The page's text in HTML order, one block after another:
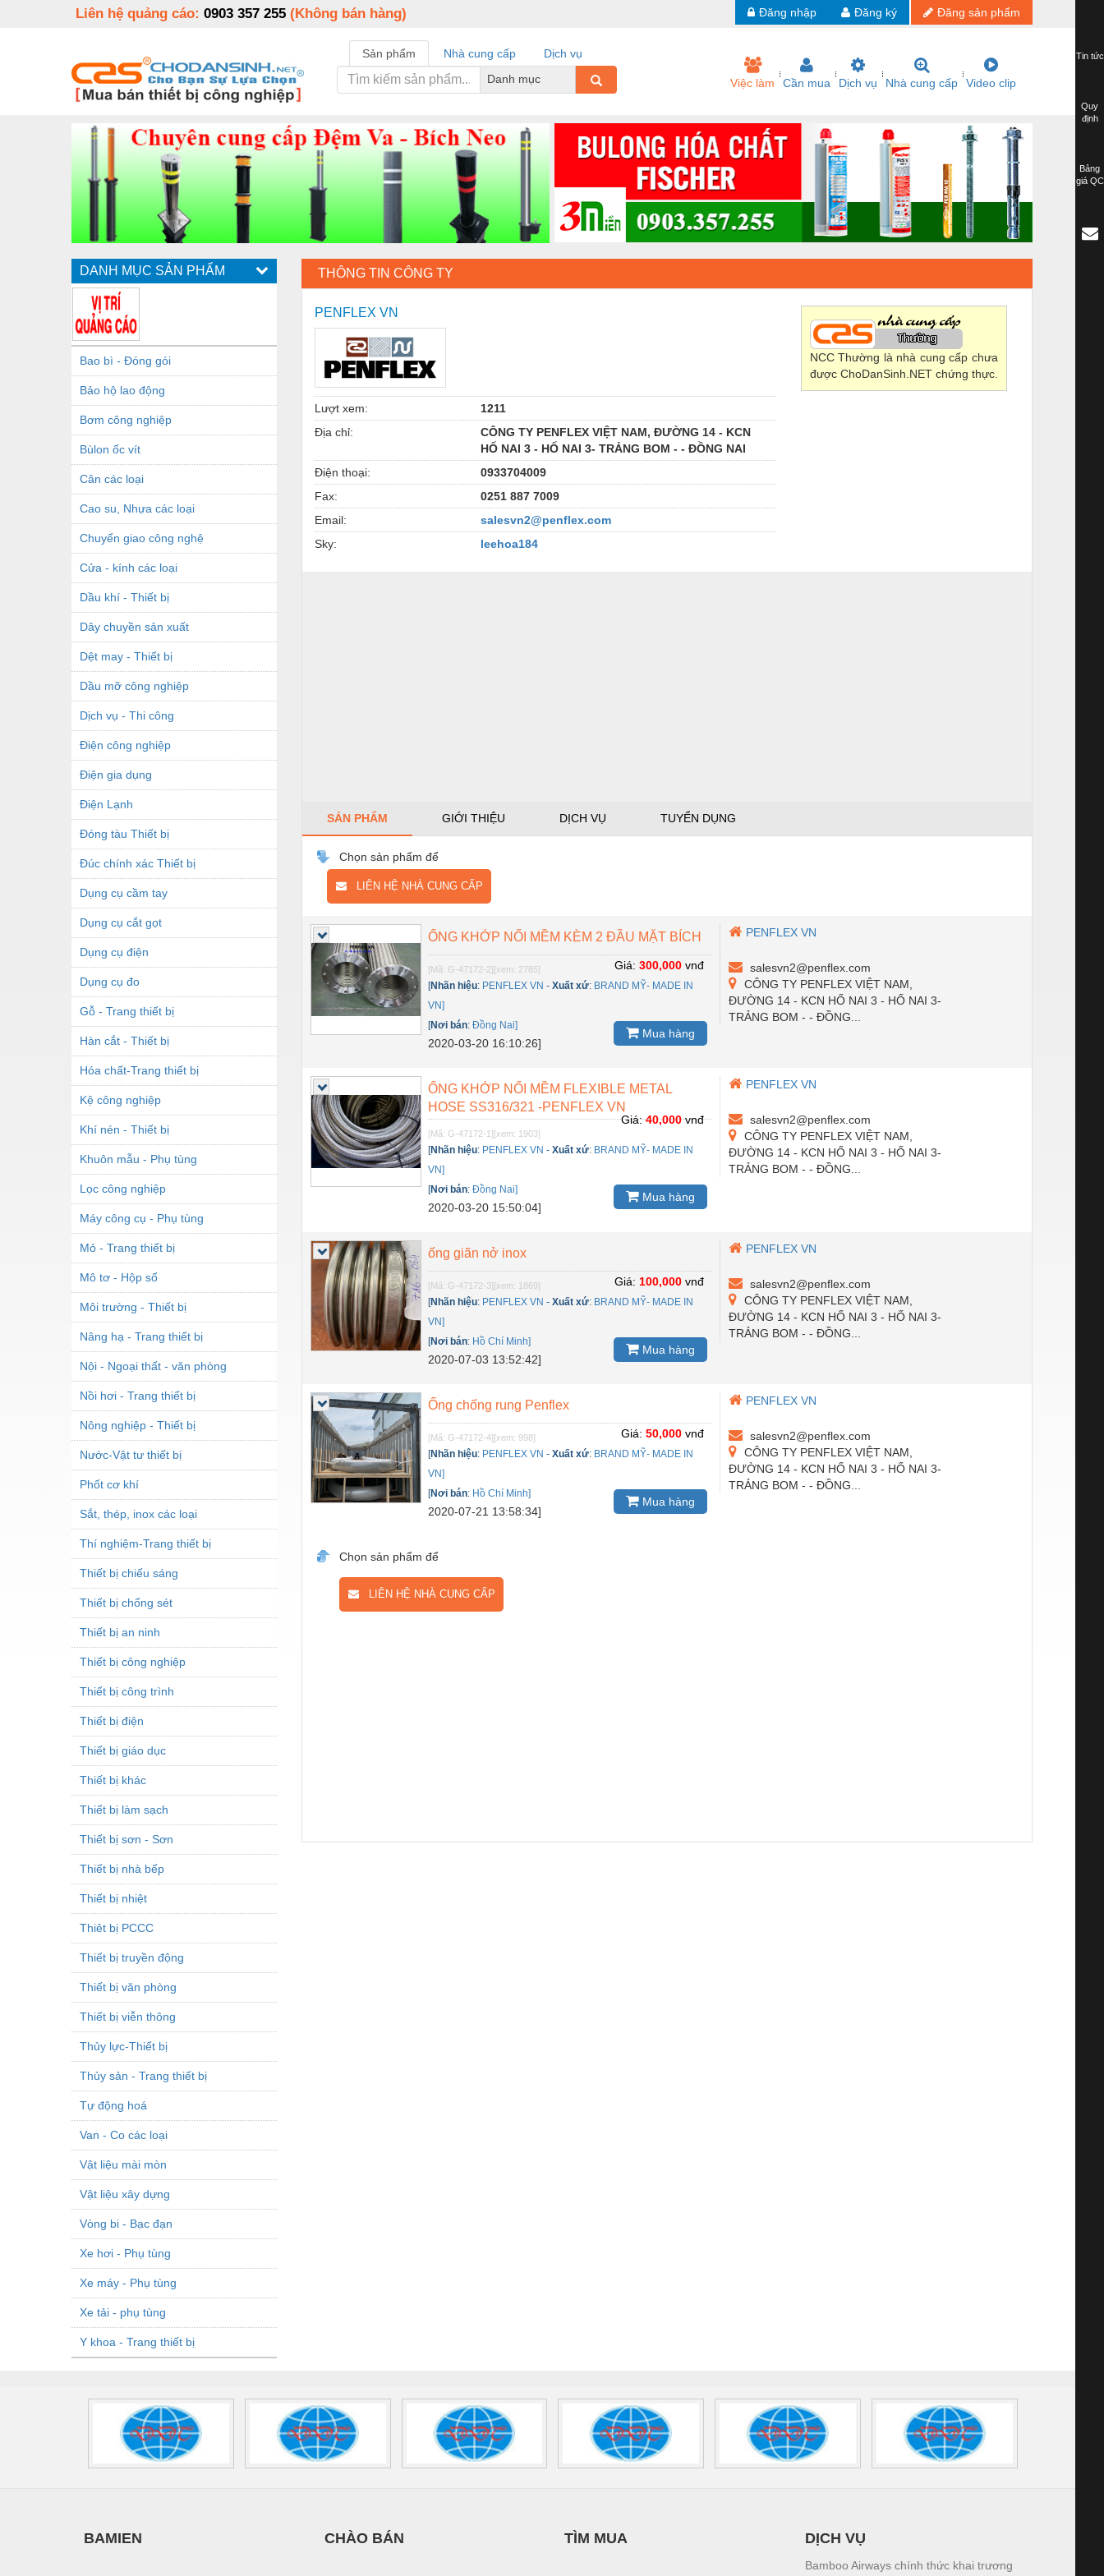
Liên hệ quảng cáo: 0903 357 255 (Không bán hàng) Đăng sản phẩm
Đăng ký
Đăng nhập
Sản phẩm Nhà cung cấp
Dịch vụ
Danh mục
Việc làm Cần mua Dịch vụ Nhà cung cấp Video clip
DANH MỤC SẢN PHẨM
Bao bì - Đóng gói
Bảo hộ lao động
Bơm công nghiệp
Bùlon ốc vít
Cân các loại
Cao su, Nhựa các loại
Chuyển giao công nghệ
Cửa - kính các loại
Dầu khí - Thiết bị
Dây chuyền sản xuất
Dệt may - Thiết bị
Dầu mỡ công nghiệp
Dịch vụ - Thi công
Điện công nghiệp
Điện gia dụng
Điện Lạnh
Đóng tàu Thiết bị
Đúc chính xác Thiết bị
Dụng cụ cầm tay
Dụng cụ cắt gọt
Dụng cụ điện
Dụng cụ đo
Gỗ - Trang thiết bị
Hàn cắt - Thiết bị
Hóa chất-Trang thiết bị
Kệ công nghiệp
Khí nén - Thiết bị
Khuôn mẫu - Phụ tùng
Lọc công nghiệp
Máy công cụ - Phụ tùng
Mỏ - Trang thiết bị
Mô tơ - Hộp số
Môi trường - Thiết bị
Nâng hạ - Trang thiết bị
Nội - Ngoại thất - văn phòng
Nồi hơi - Trang thiết bị
Nông nghiệp - Thiết bị
Nước-Vật tư thiết bị
Phốt cơ khí
Sắt, thép, inox các loại
Thí nghiệm-Trang thiết bị
Thiết bị chiếu sáng
Thiết bị chống sét
Thiết bị an ninh
Thiết bị công nghiệp
Thiết bị công trình
Thiết bị điện
Thiết bị giáo dục
Thiết bị khác
Thiết bị làm sạch
Thiết bị sơn - Sơn
Thiết bị nhà bếp
Thiết bị nhiệt
Thiêt bị PCCC
Thiết bị truyền động
Thiết bị văn phòng
Thiết bị viễn thông
Thủy lực-Thiết bị
Thủy sản - Trang thiết bị
Tự động hoá
Van - Co các loại
Vật liệu mài mòn
Vật liệu xây dựng
Vòng bi - Bạc đạn
Xe hơi - Phụ tùng
Xe máy - Phụ tùng
Xe tải - phụ tùng
Y khoa - Trang thiết bị
THÔNG TIN CÔNG TY
PENFLEX VN
Lượt xem:
1211
Địa chỉ:
CÔNG TY PENFLEX VIỆT NAM, ĐƯỜNG 14 - KCN
HỐ NAI 3 - HỐ NAI 3- TRẢNG BOM - - ĐỒNG NAI
Điện thoại:
0933704009
Fax:
0251 887 7009
Email:
salesvn2@penflex.com
Sky:
leehoa184
NCC Thường là nhà cung cấp chưa
được ChoDanSinh.NET chứng thực.
SẢN PHẨM GIỚI THIỆU DỊCH VỤ TUYỂN DỤNG
Chọn sản phẩm để
LIÊN HỆ NHÀ CUNG CẤP
ỐNG KHỚP NỐI MỀM KÈM 2 ĐẦU MẶT BÍCH
[Mã: G-47172-2][xem: 2785]
[Nhãn hiệu: PENFLEX VN -Xuất xứ: BRAND MỸ- MADE IN
VN]
[Nơi bán:Đồng Nai]
2020-03-20 16:10:26]
Giá: 300,000vnđ
Mua hàng
PENFLEX VN
salesvn2@penflex.com
CÔNG TY PENFLEX VIỆT NAM,
ĐƯỜNG 14 - KCN HỐ NAI 3 - HỐ NAI 3-
TRẢNG BOM - - ĐỒNG...
ỐNG KHỚP NỐI MỀM FLEXIBLE METAL
HOSE SS316/321 -PENFLEX VN
[Mã: G-47172-1][xem: 1903]
[Nhãn hiệu: PENFLEX VN -Xuất xứ: BRAND MỸ- MADE IN
VN]
[Nơi bán:Đồng Nai]
2020-03-20 15:50:04]
Giá:40,000vnđ
Mua hàng
PENFLEX VN
salesvn2@penflex.com
CÔNG TY PENFLEX VIỆT NAM,
ĐƯỜNG 14 - KCN HỐ NAI 3 - HỐ NAI 3-
TRẢNG BOM - - ĐỒNG...
ống giãn nở inox
[Mã: G-47172-3][xem: 1869]
[Nhãn hiệu: PENFLEX VN -Xuất xứ: BRAND MỸ- MADE IN
VN]
[Nơi bán: Hồ Chí Minh]
2020-07-03 13:52:42]
Giá: 100,000vnđ
Mua hàng
PENFLEX VN
salesvn2@penflex.com
CÔNG TY PENFLEX VIỆT NAM,
ĐƯỜNG 14 - KCN HỐ NAI 3 - HỐ NAI 3-
TRẢNG BOM - - ĐỒNG...
Ống chống rung Penflex
[Mã: G-47172-4][xem: 998]
[Nhãn hiệu: PENFLEX VN -Xuất xứ: BRAND MỸ- MADE IN
VN]
[Nơi bán: Hồ Chí Minh]
2020-07-21 13:58:34]
Giá: 50,000vnđ
Mua hàng
PENFLEX VN
salesvn2@penflex.com
CÔNG TY PENFLEX VIỆT NAM,
ĐƯỜNG 14 - KCN HỐ NAI 3 - HỐ NAI 3-
TRẢNG BOM - - ĐỒNG...
Chọn sản phẩm để
LIÊN HỆ NHÀ CUNG CẤP
BAMIEN CHÀO BÁN TÌM MUA DỊCH VỤ
Bamboo Airways chính thức khai trương
Tin tức
Quy
định
Bảng
giá QC